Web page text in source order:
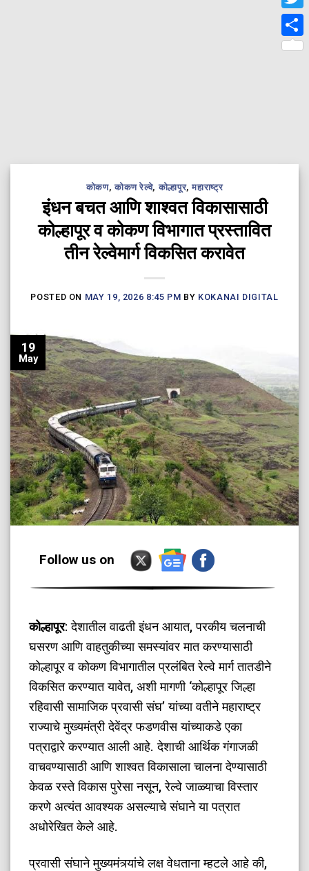
कोकण, कोकण रेल्वे, कोल्हापूर,महाराष्ट्र
इंधन बचत आणि शाश्वत विकासासाठी
कोल्हापूर व कोकण विभागात प्रस्तावित
तीन रेल्वेमार्ग विकसित करावेत
POSTED ON MAY 19, 2026 8:45 PM BY KOKANAI DIGITAL
19
May
Follow us on
कोल्हापूर: देशातील वाढती इंधन आयात, परकीय चलनाची
घसरण आणि वाहतुकीच्या समस्यांवर मात करण्यासाठी
कोल्हापूर व कोकण विभागातील प्रलंबित रेल्वे मार्ग तातडीने
विकसित करण्यात यावेत, अशी मागणी ‘कोल्हापूर जिल्हा
रहिवासी सामाजिक प्रवासी संघ’ यांच्या वतीने महाराष्ट्र
राज्याचे मुख्यमंत्री देवेंद्र फडणवीस यांच्याकडे एका
पत्राद्वारे करण्यात आली आहे. देशाची आर्थिक गंगाजळी
वाचवण्यासाठी आणि शाश्वत विकासाला चालना देण्यासाठी
केवळ रस्ते विकास पुरेसा नसून, रेल्वे जाळ्याचा विस्तार
करणे अत्यंत आवश्यक असल्याचे संघाने या पत्रात
अधोरेखित केले आहे.
​प्रवासी संघाने मुख्यमंत्र्यांचे लक्ष वेधताना म्हटले आहे की,